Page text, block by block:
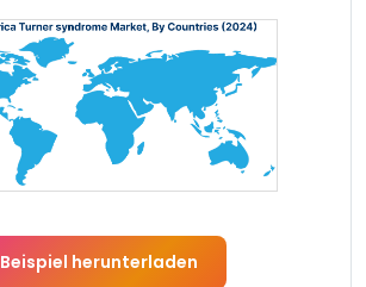
Beispiel herunterladen